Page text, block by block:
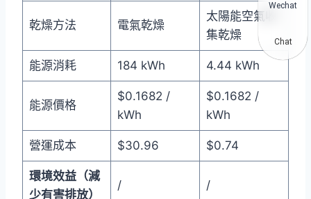
乾燥方法 電氣乾燥
太陽能空氣收
集乾燥
能源消耗 184 kWh 4.44 kWh
能源價格
$0.1682 /
kWh
$0.1682 /
kWh
營運成本 $30.96 $0.74
環境效益（減
少有害排放）
/ /
Wechat
Chat